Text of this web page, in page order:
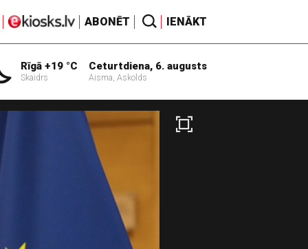
ABONĒT IENĀKT
Rīgā +19 °C
Skaidrs
Ceturtdiena, 6. augusts
Aisma, Askolds